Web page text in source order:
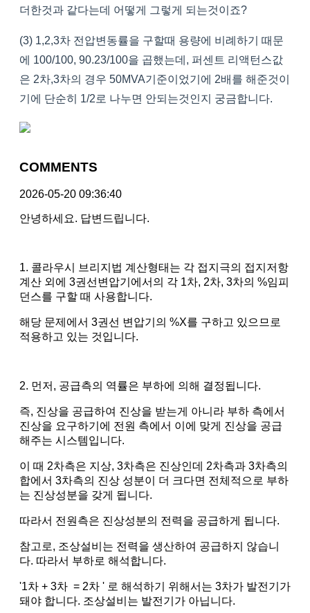
더한것과 같다는데 어떻게 그렇게 되는것이죠?
(3) 1,2,3차 전압변동률을 구할때 용량에 비례하기 때문
에 100/100, 90.23/100을 곱했는데, 퍼센트 리액턴스값
은 2차,3차의 경우 50MVA기준이었기에 2배를 해준것이
기에 단순히 1/2로 나누면 안되는것인지 궁금합니다.
COMMENTS
2026-05-20 09:36:40
안녕하세요. 답변드립니다.
1. 콜라우시 브리지법 계산형태는 각 접지극의 접지저항
계산 외에 3권선변압기에서의 각 1차, 2차, 3차의 %임피
던스를 구할 때 사용합니다.
해당 문제에서 3권선 변압기의 %X를 구하고 있으므로
적용하고 있는 것입니다.
2. 먼저, 공급측의 역률은 부하에 의해 결정됩니다.
즉, 진상을 공급하여 진상을 받는게 아니라 부하 측에서
진상을 요구하기에 전원 측에서 이에 맞게 진상을 공급
해주는 시스템입니다.
이 때 2차측은 지상, 3차측은 진상인데 2차측과 3차측의
합에서 3차측의 진상 성분이 더 크다면 전체적으로 부하
는 진상성분을 갖게 됩니다.
따라서 전원측은 진상성분의 전력을 공급하게 됩니다.
참고로, 조상설비는 전력을 생산하여 공급하지 않습니
다. 따라서 부하로 해석합니다.
'1차 + 3차 = 2차 ' 로 해석하기 위해서는 3차가 발전기가
돼야 합니다. 조상설비는 발전기가 아닙니다.